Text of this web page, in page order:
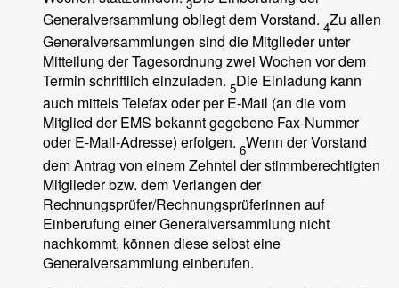
3
Generalversammlung obliegt dem Vorstand. 4Zu allen
Generalversammlungen sind die Mitglieder unter
Mitteilung der Tagesordnung zwei Wochen vor dem
Termin schriftlich einzuladen. 5Die Einladung kann
auch mittels Telefax oder per E-Mail (an die vom
Mitglied der EMS bekannt gegebene Fax-Nummer
oder E-Mail-Adresse) erfolgen. 6Wenn der Vorstand
dem Antrag von einem Zehntel der stimmberechtigten
Mitglieder bzw. dem Verlangen der
Rechnungsprüfer/Rechnungsprüferinnen auf
Einberufung einer Generalversammlung nicht
nachkommt, können diese selbst eine
Generalversammlung einberufen.